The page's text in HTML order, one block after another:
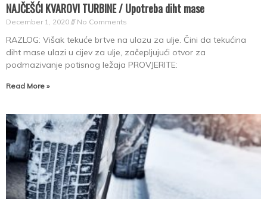
NAJČEŠĆI KVAROVI TURBINE / Upotreba diht mase
December 1, 2020 No Comments
RAZLOG: Višak tekuće brtve na ulazu za ulje. Čini da tekućina
diht mase ulazi u cijev za ulje, začepljujući otvor za
podmazivanje potisnog ležaja PROVJERITE:
Read More »